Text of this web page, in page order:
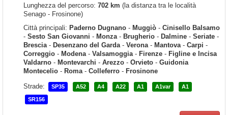
Lunghezza del percorso: 702 km (la distanza tra le località
Senago - Frosinone)
Città principali: Paderno Dugnano - Muggiò - Cinisello Balsamo
- Sesto San Giovanni - Monza- Brugherio - Dalmine - Seriate -
Brescia- Desenzano del Garda- Verona- Mantova- Carpi -
Correggio - Modena- Valsamoggia- Firenze - Figline e Incisa
Valdarno - Montevarchi - Arezzo - Orvieto - Guidonia
Montecelio - Roma- Colleferro - Frosinone
Strade:
SP35 A52 A4 A22 A1 A1var A1
SR156